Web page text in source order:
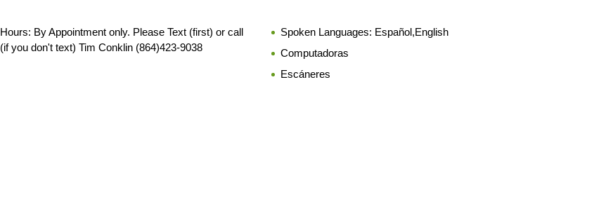
Hours: By Appointment only. Please Text (first) or call
(if you don't text) Tim Conklin (864)423-9038
Spoken Languages: Español,English
Computadoras
Escáneres